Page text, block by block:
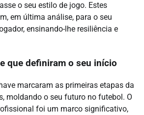
o seu estilo de jogo. Estes
em última análise, para o seu
ensinando-lhe resiliência e
que definiram o seu início
marcaram as primeiras etapas da
moldando o seu futuro no futebol. O
foi um marco significativo,